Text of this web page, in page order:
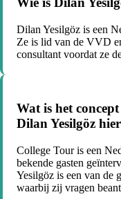
Dilan Yesilgöz is een
Ze is lid van de VVD
consultant voordat ze
Wat is het
Dilan Yesilgöz
College Tour is een
bekende gasten
Yesilgöz is een van de
waarbij zij vragen